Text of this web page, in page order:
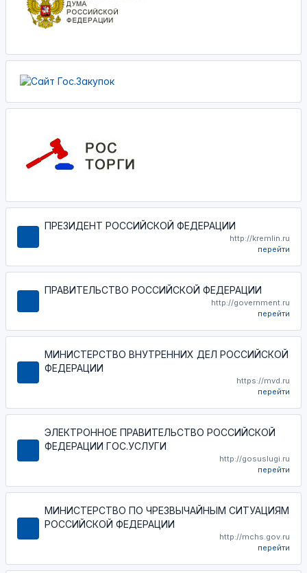
ПРЕЗИДЕНТ РОССИЙСКОЙ ФЕДЕРАЦИИ
http://kremlin.ru
перейти
ПРАВИТЕЛЬСТВО РОССИЙСКОЙ ФЕДЕРАЦИИ
http://government.ru
перейти
МИНИСТЕРСТВО ВНУТРЕННИХ ДЕЛ РОССИЙСКОЙ
ФЕДЕРАЦИИ
https://mvd.ru
перейти
ЭЛЕКТРОННОЕ ПРАВИТЕЛЬСТВО РОССИЙСКОЙ
ФЕДЕРАЦИИ ГОС.УСЛУГИ
http://gosuslugi.ru
перейти
МИНИСТЕРСТВО ПО ЧРЕЗВЫЧАЙНЫМ СИТУАЦИЯМ
РОССИЙСКОЙ ФЕДЕРАЦИИ
http://mchs.gov.ru
перейти